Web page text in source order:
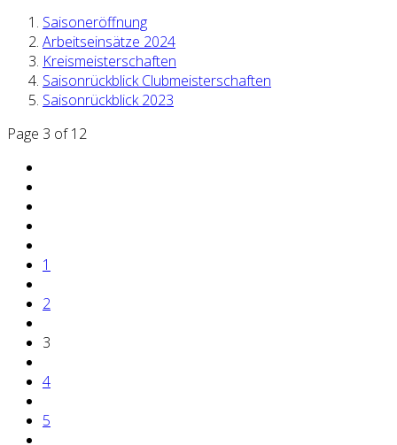
Saisoneröffnung
Arbeitseinsätze 2024
Kreismeisterschaften
Saisonrückblick Clubmeisterschaften
Saisonrückblick 2023
Page 3 of 12
1
2
3
4
5